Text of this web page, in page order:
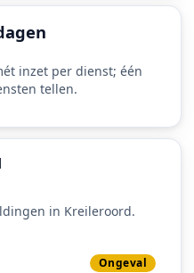
inzet per dienst; één
tellen.
in Kreileroord.
Ongeval